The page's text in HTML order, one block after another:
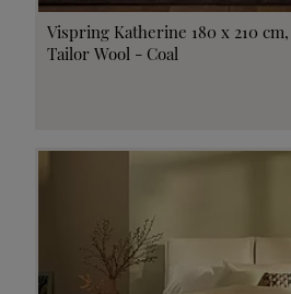
Vispring Katherine 180 x 210
Tailor Wool - Coal